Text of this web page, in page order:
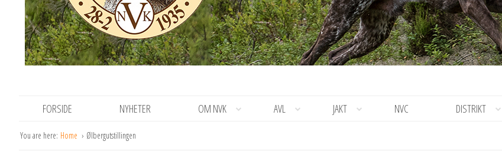
FORSIDE NYHETER OM NVK AVL JAKT NVC DISTRIKT
You are here: Home Ølbergutstillingen